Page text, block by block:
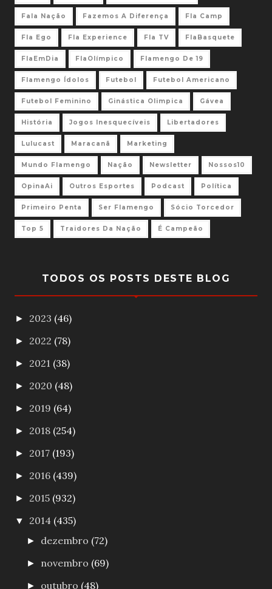
Fala Nação Fazemos A Diferença Fla Camp
Fla Ego Fla Experience Fla TV FlaBasquete
FlaEmDia FlaOlímpico Flamengo De 19
Flamengo Ídolos Futebol Futebol Americano
Futebol Feminino Ginástica Olimpica Gávea
História Jogos Inesquecíveis Libertadores
Lulucast Maracanã Marketing
Mundo Flamengo Nação Newsletter Nossos10
OpinaAi Outros Esportes Podcast Política
Primeiro Penta Ser Flamengo Sócio Torcedor
Top 5 Traidores Da Nação É Campeão
TODOS OS POSTS DESTE BLOG
► 2023 (46)
► 2022 (78)
► 2021 (38)
► 2020 (48)
► 2019 (64)
► 2018 (254)
► 2017 (193)
► 2016 (439)
► 2015 (932)
▼ 2014 (435)
► dezembro (72)
► novembro (69)
► outubro (48)